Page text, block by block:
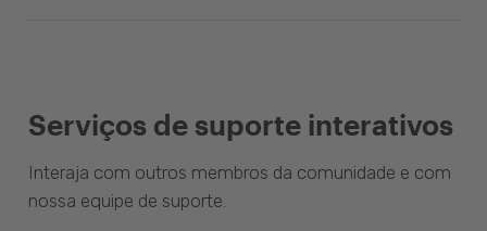
Serviços de suporte interativos
Interaja com outros membros da comunidade e com
nossa equipe de suporte.